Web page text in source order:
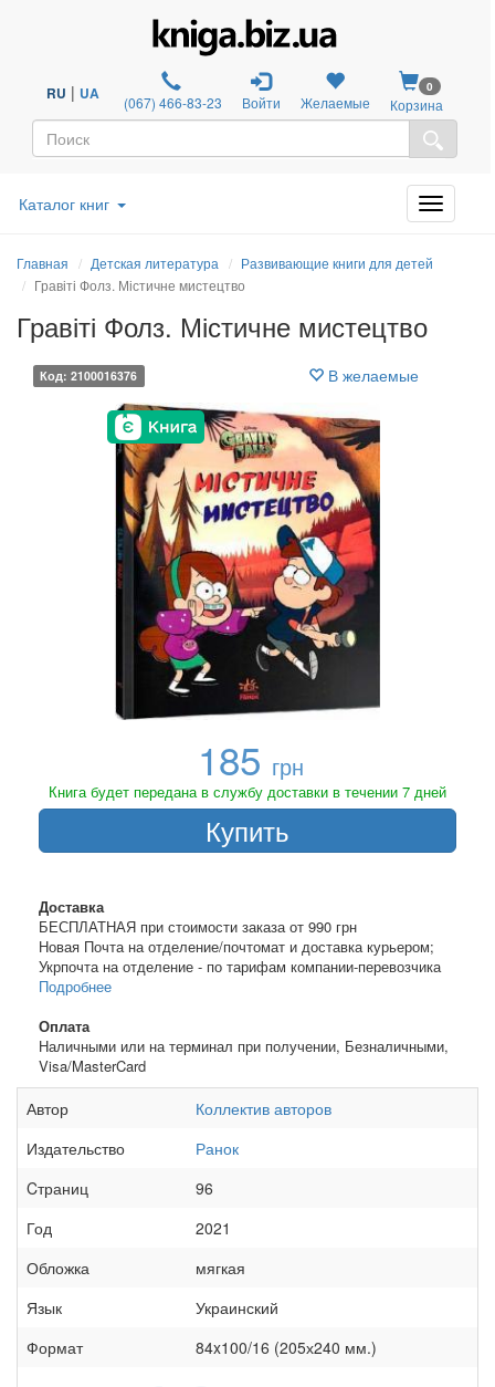
RU | UA (067) 466-83-23 Войти Желаемые
0
Корзина
Каталог книг
Главная Детская литература
Развивающие книги для детей
Гравіті Фолз. Містичне мистецтво
Гравіті Фолз. Містичне мистецтво
Код: 2100016376 В желаемые
185 грн
Книга будет передана в службу доставки в течении 7 дней
Купить
Доставка
БЕСПЛАТНАЯ при стоимости заказа от 990 грн
Новая Почта на отделение/почтомат и доставка курьером;
Укрпочта на отделение - по тарифам компании-перевозчика
Подробнее
Оплата
Наличными или на терминал при получении, Безналичными,
Visa/MasterCard
Автор
Коллектив авторов
Издательство
Ранок
Cтраниц
96
Год
2021
Обложка
мягкая
Язык
Украинский
Формат
84x100/16 (205х240 мм.)